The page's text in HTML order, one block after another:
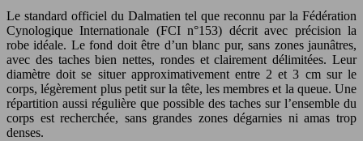
Le standard officiel du Dalmatien tel que reconnu par la Fédération
Cynologique Internationale (FCI n°153) décrit avec précision la
robe idéale. Le fond doit être d’un blanc pur, sans zones jaunâtres,
avec des taches bien nettes, rondes et clairement délimitées. Leur
diamètre doit se situer approximativement entre 2 et 3 cm sur le
corps, légèrement plus petit sur la tête, les membres et la queue. Une
répartition aussi régulière que possible des taches sur l’ensemble du
corps est recherchée, sans grandes zones dégarnies ni amas trop
denses.